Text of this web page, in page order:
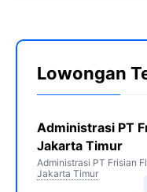
Lowongan
Administrasi PT
Jakarta Timur
Administrasi PT Frisian
Jakarta Timur